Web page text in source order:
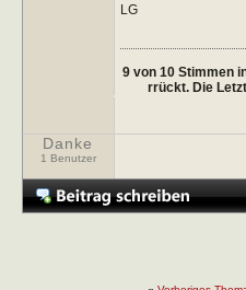
LG
9 von 10 Stimmen
rrückt. Die
Danke
1 Benutzer